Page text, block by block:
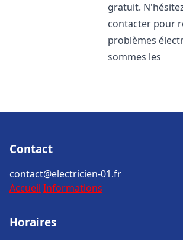
gratuit.
contacter pour
problèmes
sommes les
Contact
contact@electricien-01.fr
Accueil Informations
Horaires